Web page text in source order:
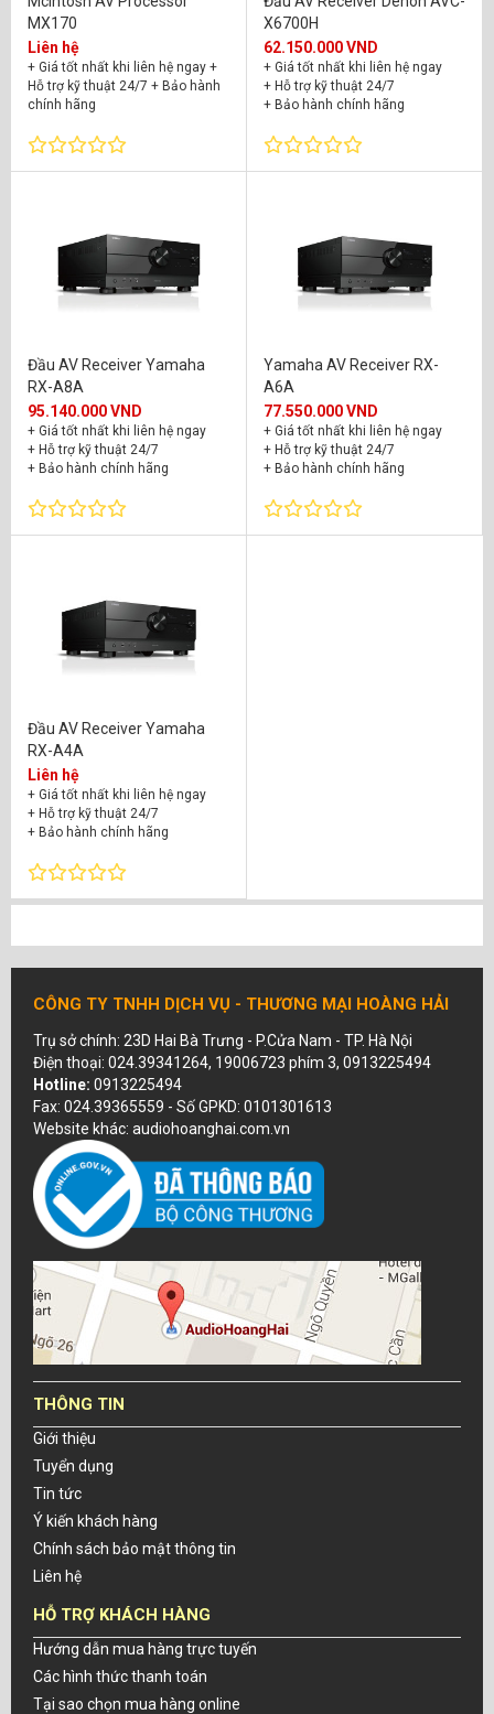
MX170
Liên hệ
+ Giá tốt nhất khi liên hệ ngay +
Hỗ trợ kỹ thuật 24/7 + Bảo hành
chính hãng
X6700H
62.150.000 VND
+ Giá tốt nhất khi liên hệ ngay
+ Hỗ trợ kỹ thuật 24/7
+ Bảo hành chính hãng
Đầu AV Receiver Yamaha
RX-A8A
95.140.000 VND
+ Giá tốt nhất khi liên hệ ngay
+ Hỗ trợ kỹ thuật 24/7
+ Bảo hành chính hãng
Yamaha AV Receiver RX-
A6A
77.550.000 VND
+ Giá tốt nhất khi liên hệ ngay
+ Hỗ trợ kỹ thuật 24/7
+ Bảo hành chính hãng
Đầu AV Receiver Yamaha
RX-A4A
Liên hệ
+ Giá tốt nhất khi liên hệ ngay
+ Hỗ trợ kỹ thuật 24/7
+ Bảo hành chính hãng
CÔNG TY TNHH DỊCH VỤ - THƯƠNG MẠI HOÀNG HẢI
Trụ sở chính: 23D Hai Bà Trưng - P.Cửa Nam - TP. Hà Nội
Điện thoại: 024.39341264, 19006723 phím 3, 0913225494
Hotline: 0913225494
Fax: 024.39365559 - Số GPKD: 0101301613
Website khác: audiohoanghai.com.vn
THÔNG TIN
Giới thiệu
Tuyển dụng
Tin tức
Ý kiến khách hàng
Chính sách bảo mật thông tin
Liên hệ
HỖ TRỢ KHÁCH HÀNG
Hướng dẫn mua hàng trực tuyến
Các hình thức thanh toán
Tại sao chọn mua hàng online